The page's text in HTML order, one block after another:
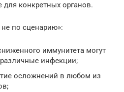
конкретных органов.
по сценарию»:
иммунитета могут
инфекции;
осложнений в любом из